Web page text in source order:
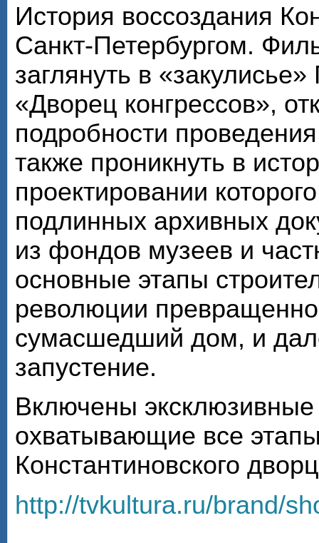
История воссоздания
Санкт-Петербургом.
заглянуть в
«Дворец конгрессов»,
подробности
также проникнуть в
проектировании
подлинных архивных
из фондов музеев и
основные этапы
революции
сумасшедший дом, и
запустение.
Включены
охватывающие все
Константиновского
http://tvkultura.ru/brand/